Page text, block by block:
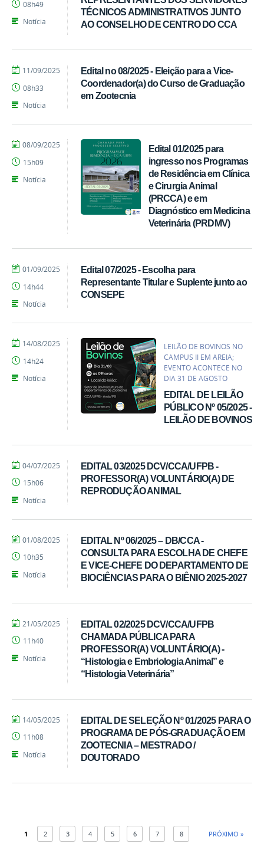
TÉCNICOS ADMINISTRATIVOS JUNTO
AO CONSELHO DE CENTRO DO CCA
Candido
08h49
Notícia
Edital no 08/2025 - Eleição para a Vice-
Coordenador(a) do Curso de Graduação
em Zootecnia
por
Candido
publicado
11/09/2025
08h33
Notícia
Edital 01/2025 para
ingresso nos Programas
de Residência em Clínica
e Cirurgia Animal
(PRCCA) e em
Diagnóstico em Medicina
Veterinária (PRDMV)
por
Candido
publicado
08/09/2025
15h09
Notícia
Edital 07/2025 - Escolha para
Representante Titular e Suplente junto ao
CONSEPE
por
Candido
publicado
01/09/2025
14h44
Notícia
LEILÃO DE BOVINOS NO
CAMPUS II EM AREIA;
EVENTO ACONTECE NO
DIA 31 DE AGOSTO
EDITAL DE LEILÃO
PÚBLICO Nº 05/2025 -
LEILÃO DE BOVINOS
por
Candido
publicado
14/08/2025
14h24
Notícia
EDITAL 03/2025 DCV/CCA/UFPB -
PROFESSOR(A) VOLUNTÁRIO(A) DE
REPRODUÇÃO ANIMAL
por
Candido
publicado
04/07/2025
15h06
Notícia
EDITAL Nº 06/2025 – DB/CCA -
CONSULTA PARA ESCOLHA DE CHEFE
E VICE-CHEFE DO DEPARTAMENTO DE
BIOCIÊNCIAS PARA O BIÊNIO 2025-2027
por
Candido
publicado
01/08/2025
10h35
Notícia
EDITAL 02/2025 DCV/CCA/UFPB
CHAMADA PÚBLICA PARA
PROFESSOR(A) VOLUNTÁRIO(A) -
“Histologia e Embriologia Animal” e
“Histologia Veterinária”
por
Candido
publicado
21/05/2025
11h40
Notícia
EDITAL DE SELEÇÃO Nº 01/2025 PARA O
PROGRAMA DE PÓS-GRADUAÇÃO EM
ZOOTECNIA – MESTRADO /
DOUTORADO
por
Candido
publicado
14/05/2025
11h08
Notícia
1 2 3 4 5 6 7 8 PRÓXIMO »